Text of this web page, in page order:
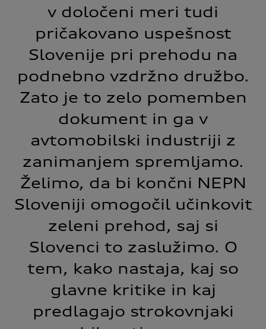
v določeni meri tudi
pričakovano uspešnost
Slovenije pri prehodu na
podnebno vzdržno družbo.
Zato je to zelo pomemben
dokument in ga v
avtomobilski industriji z
zanimanjem spremljamo.
Želimo, da bi končni NEPN
Sloveniji omogočil učinkovit
zeleni prehod, saj si
Slovenci to zaslužimo. O
tem, kako nastaja, kaj so
glavne kritike in kaj
predlagajo strokovnjaki